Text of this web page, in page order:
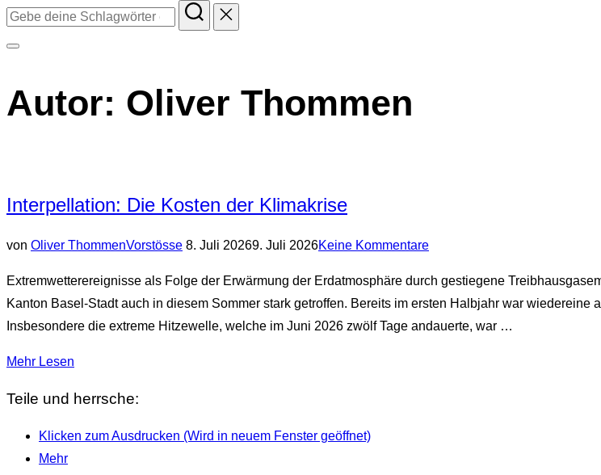
Suchen
Navigation
Autor: Oliver Thommen
Interpellation: Die Kosten der Klimakrise
von Oliver ThommenVorstösseVeröffentlicht
8. Juli 20269. Juli 2026Keine Kommentare
Extremwetterereignisse als Folge der Erwärmung der Erdatmosphäre durch gestiegene
Kanton Basel-Stadt auch in diesem Sommer stark getroffen. Bereits im ersten Halbjahr war
Insbesondere die extreme Hitzewelle, welche im Juni 2026 zwölf Tage andauerte, war …
Mehr über
Die
Kosten
der
Lesen
Teile und herrsche:
Klicken zum Ausdrucken (Wird in neuem Fenster geöffnet)
Mehr